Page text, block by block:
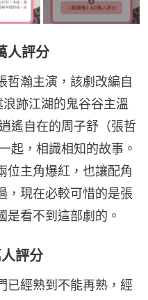
人評分
哲瀚主演，該劇改編自
跡江湖的鬼谷谷主溫
遙自在的周子舒（張哲
起，相識相知的故事。
位主角爆紅，也讓配角
，現在必較可惜的是張
是看不到這部劇的。
評分
已經熟到不能再熟，經